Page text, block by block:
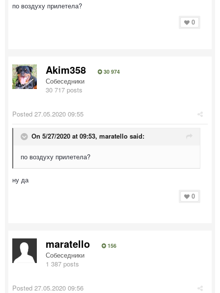
по воздуху прилетела?
0
Akim358 30 974
Собеседники
30 717 posts
Posted 27.05.2020 09:55
On 5/27/2020 at 09:53, maratello said:
по воздуху прилетела?
ну да
0
maratello 156
Собеседники
1 387 posts
Posted 27.05.2020 09:56